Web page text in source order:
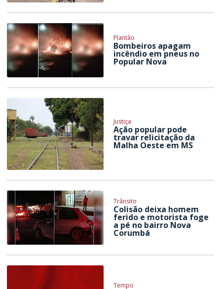
Plantão
Bombeiros apagam
incêndio em pneus no
Popular Nova
Justiça
Ação popular pode
travar relicitação da
Malha Oeste em MS
Trânsito
Colisão deixa homem
ferido e motorista foge
a pé no bairro Nova
Corumbá
Tempo